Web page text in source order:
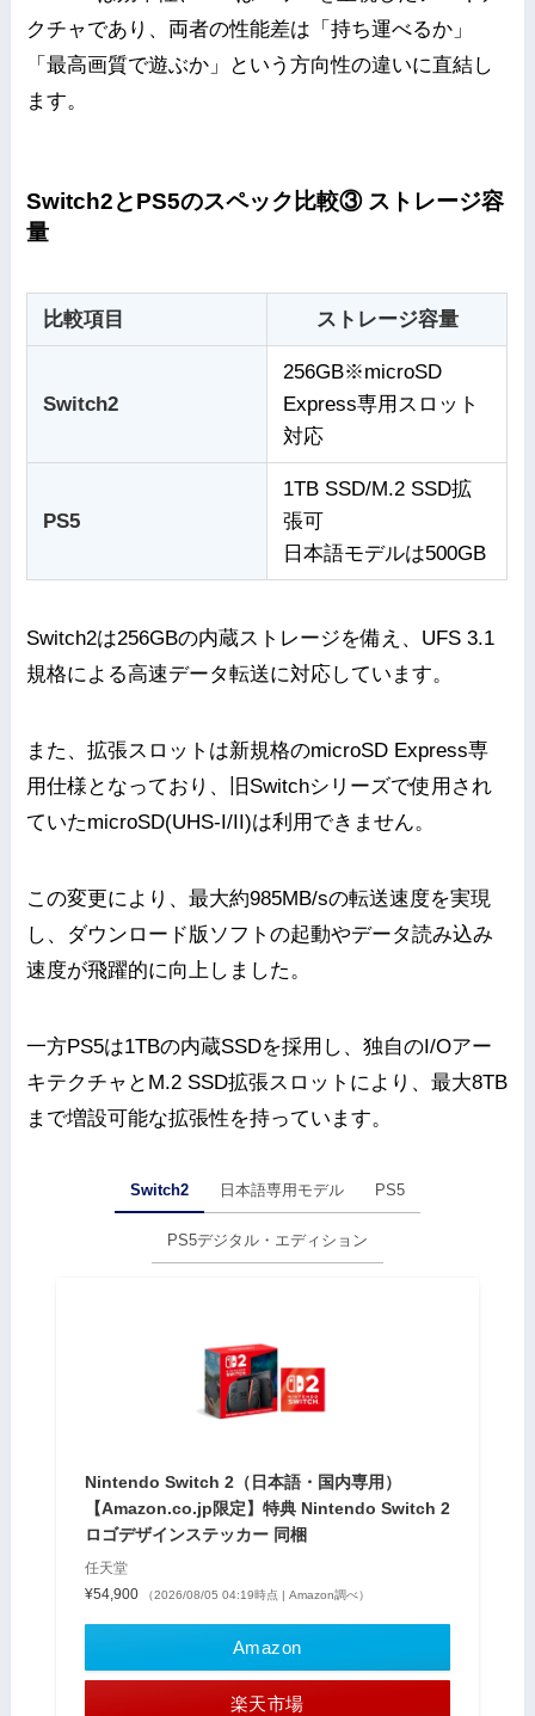
クチャであり、両者の性能差は「持ち運べるか」
「最高画質で遊ぶか」という方向性の違いに直結し
ます。
Switch2とPS5のスペック比較③ ストレージ容
量
比較項目 ストレージ容量
Switch2
256GB※microSD
Express専用スロット
対応
PS5
1TB SSD/M.2 SSD拡
張可
日本語モデルは500GB
Switch2は256GBの内蔵ストレージを備え、UFS 3.1
規格による高速データ転送に対応しています。
また、拡張スロットは新規格のmicroSD Express専
用仕様となっており、旧Switchシリーズで使用され
ていたmicroSD(UHS-I/II)は利用できません。
この変更により、最大約985MB/sの転送速度を実現
し、ダウンロード版ソフトの起動やデータ読み込み
速度が飛躍的に向上しました。
一方PS5は1TBの内蔵SSDを採用し、独自のI/Oアー
キテクチャとM.2 SSD拡張スロットにより、最大8TB
まで増設可能な拡張性を持っています。
Switch2 日本語専用モデル PS5
PS5デジタル・エディション
Nintendo Switch 2（日本語・国内専用）
【Amazon.co.jp限定】特典 Nintendo Switch 2
ロゴデザインステッカー 同梱
任天堂
¥54,900
（2026/08/05 04:19時点 | Amazon調べ）
Amazon
楽天市場